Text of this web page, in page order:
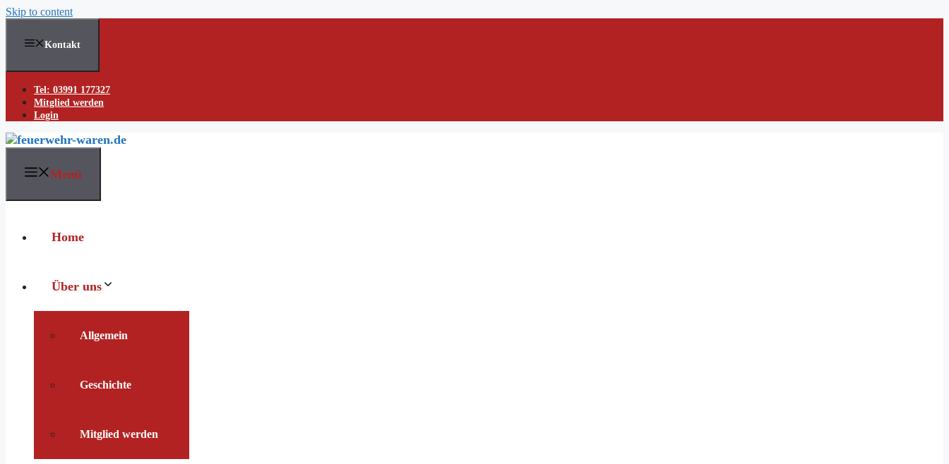
Skip to content
Kontakt
Tel: 03991 177327
Mitglied werden
Login
Menü
Home
Über uns
Allgemein
Geschichte
Mitglied werden